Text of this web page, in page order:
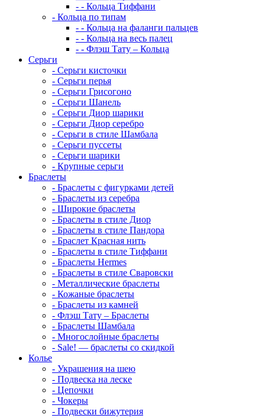
- - Кольца Тиффани
- Кольца по типам
- - Кольца на фаланги пальцев
- - Кольца на весь палец
- - Флэш Тату – Кольца
Серьги
- Серьги кисточки
- Серьги перья
- Серьги Грисогоно
- Серьги Шанель
- Серьги Диор шарики
- Серьги Диор серебро
- Серьги в стиле Шамбала
- Серьги пуссеты
- Серьги шарики
- Крупные серьги
Браслеты
- Браслеты с фигурками детей
- Браслеты из серебра
- Широкие браслеты
- Браслеты в стиле Диор
- Браслеты в стиле Пандора
- Браслет Красная нить
- Браслеты в стиле Тиффани
- Браслеты Hermes
- Браслеты в стиле Сваровски
- Металлические браслеты
- Кожаные браслеты
- Браслеты из камней
- Флэш Тату – Браслеты
- Браслеты Шамбала
- Многослойные браслеты
- Sale! — браслеты со скидкой
Колье
- Украшения на шею
- Подвеска на леске
- Цепочки
- Чокеры
- Подвески бижутерия